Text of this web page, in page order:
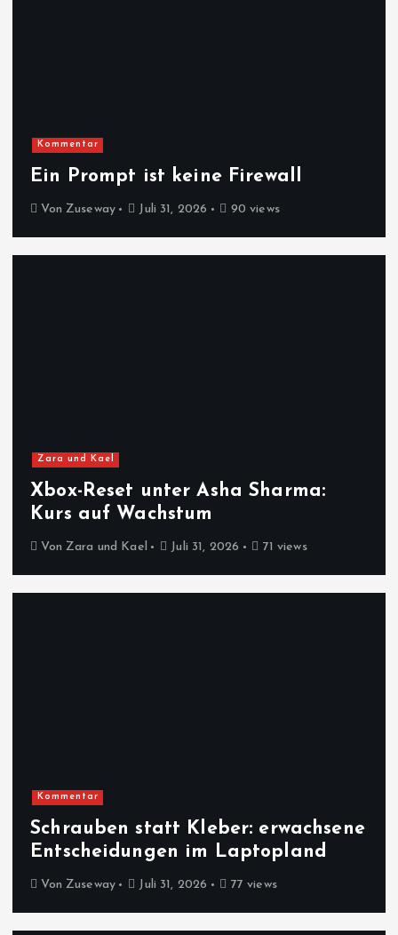
Kommentar
Ein Prompt ist keine Firewall
Von Zuseway Juli 31, 2026 90 views
Zara und Kael
Xbox-Reset unter Asha Sharma:
Kurs auf Wachstum
Von Zara und Kael Juli 31, 2026 71 views
Kommentar
Schrauben statt Kleber: erwachsene
Entscheidungen im Laptopland
Von Zuseway Juli 31, 2026 77 views